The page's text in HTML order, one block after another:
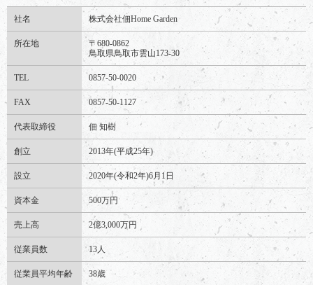
社名 株式会社佃Home Garden
所在地
〒680-0862
鳥取県鳥取市雲山173-30
TEL 0857-50-0020
FAX 0857-50-1127
代表取締役 佃 知樹
創立 2013年(平成25年)
設立 2020年(令和2年)6月1日
資本金 500万円
売上高 2億3,000万円
従業員数 13人
従業員平均年齢 38歳